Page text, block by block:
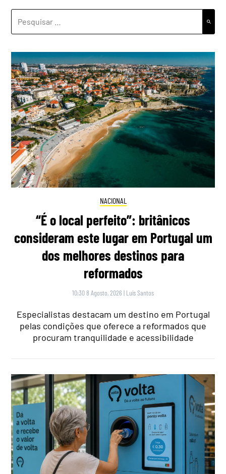
POR:
NACIONAL
“É o local perfeito”: britânicos
consideram este lugar em Portugal um
dos melhores destinos para
reformados
10:30 8 Agosto, 2026 | Luís Santos
Especialistas destacam um destino em Portugal
pelas condições que oferece a reformados que
procuram tranquilidade e acessibilidade